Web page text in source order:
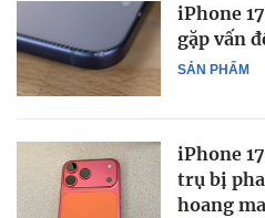
SẢN PHẨM
iPhone
gặp vấn
iPhone
trụ bị
hoang